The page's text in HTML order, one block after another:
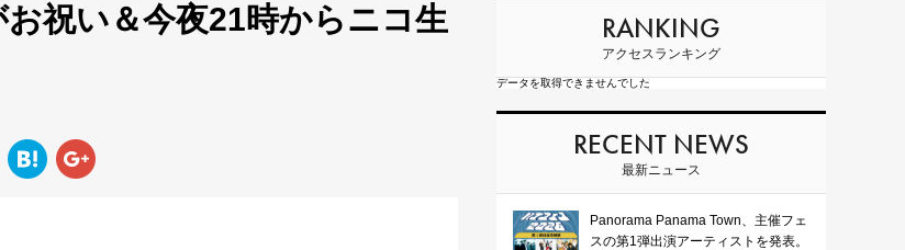
祝い＆今夜21時からニコ生
RANKING
アクセスランキング
データを取得できませんでした
RECENT NEWS
最新ニュース
Panorama Panama Town、主催フェ
スの第1弾出演アーティストを発表。